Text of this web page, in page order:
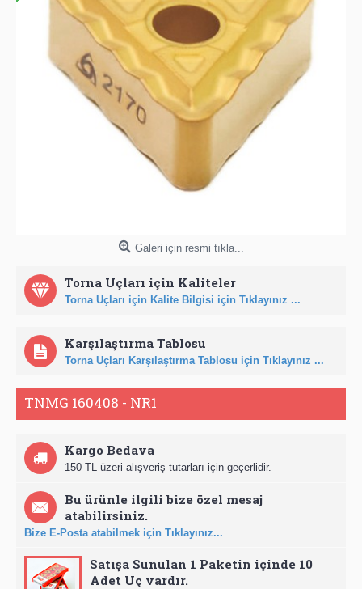
Galeri için resmi tıkla...
Torna Uçları için Kaliteler
Torna Uçları için Kalite Bilgisi için Tıklayınız ...
Karşılaştırma Tablosu
Torna Uçları Karşılaştırma Tablosu için Tıklayınız ...
TNMG 160408 - NR1
Kargo Bedava
150 TL üzeri alışveriş tutarları için geçerlidir.
Bu ürünle ilgili bize özel mesaj
atabilirsiniz.
Bize E-Posta atabilmek için Tıklayınız...
Satışa Sunulan 1 Paketin içinde 10
Adet Uç vardır.